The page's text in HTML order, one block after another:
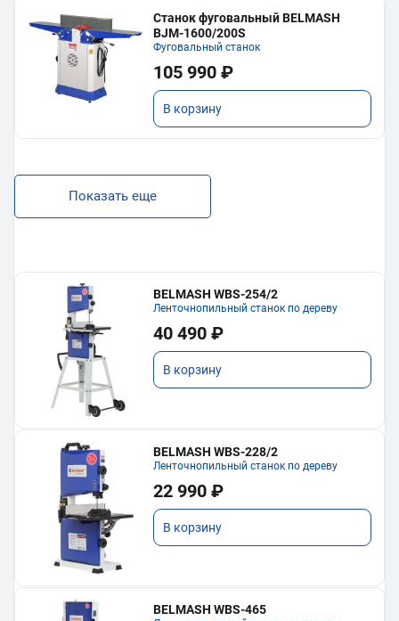
Станок фуговальный BELMASH
BJM-1600/200S
Фуговальный станок
105 990 ₽
В корзину
Показать еще
BELMASH WBS-254/2
Ленточнопильный станок по дереву
40 490 ₽
В корзину
BELMASH WBS-228/2
Ленточнопильный станок по дереву
22 990 ₽
В корзину
BELMASH WBS-465